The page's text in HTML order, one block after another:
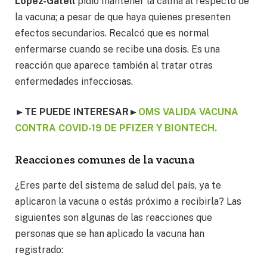
la vacuna; a pesar de que haya quienes presenten
efectos secundarios. Recalcó que es normal
enfermarse cuando se recibe una dosis. Es una
reacción que aparece también al tratar otras
enfermedades infecciosas.
► TE PUEDE INTERESAR ► OMS VALIDA VACUNA
CONTRA COVID-19 DE PFIZER Y BIONTECH.
Reacciones comunes de la vacuna
¿Eres parte del sistema de salud del país, ya te
aplicaron la vacuna o estás próximo a recibirla? Las
siguientes son algunas de las reacciones que
personas que se han aplicado la vacuna han
registrado: